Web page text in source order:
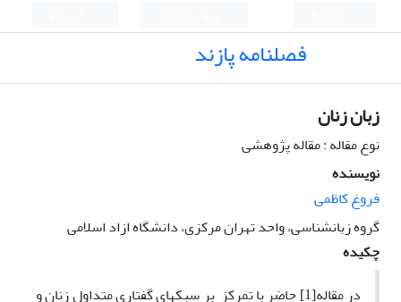
فصلنامه پازند
زبان زنان
نوع مقاله : مقاله پژوهشی
نویسنده
فروغ کاظمی
گروه زبانشناسی، واحد تهران مرکزی، دانشگاه ازاد اسلامی
چکیده
در مقاله[1] حاضر با تمرکز بر سبک­های گفتاری متداول زنان و